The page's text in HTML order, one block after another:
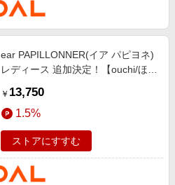
ear PAPILLONNER(イア パピヨネ)
レディース 追加決定！【ouchi/ほし
バッグLサイズ ブラック
￥ 13,750
1.5%
ストアにすすむ